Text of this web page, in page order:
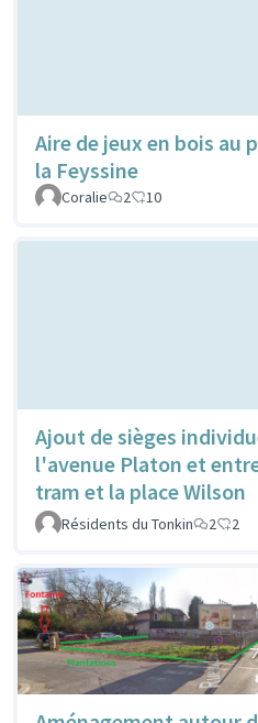
Aire de jeux en bois au
la Feyssine
Coralie
2 10
Ajout de sièges
l'avenue Platon et
tram et la place Wilson
Résidents du Tonkin
2 2